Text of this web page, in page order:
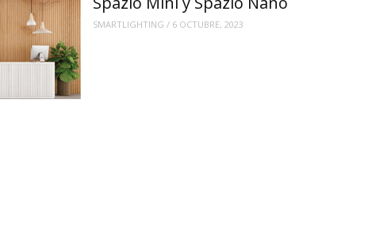
SMARTLIGHTING / 6 OCTUBRE, 2023